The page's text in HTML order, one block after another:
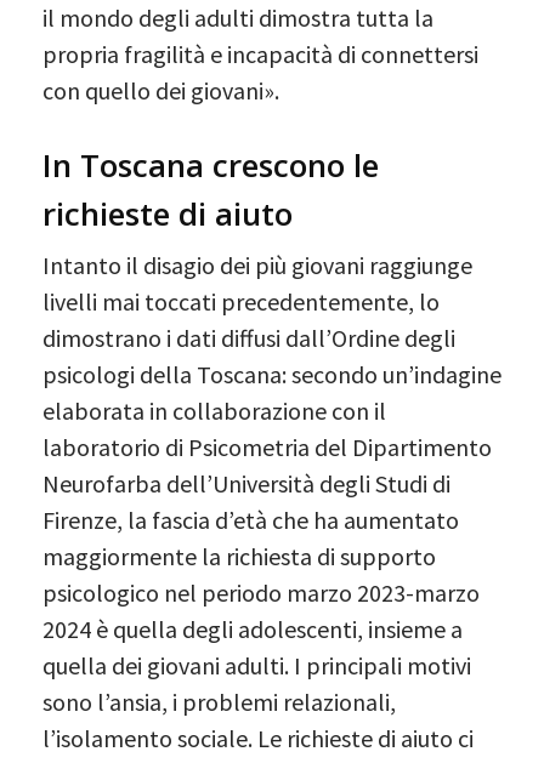
il mondo degli adulti dimostra tutta la
propria fragilità e incapacità di connettersi
con quello dei giovani».
In Toscana crescono le
richieste di aiuto
Intanto il disagio dei più giovani raggiunge
livelli mai toccati precedentemente, lo
dimostrano i dati diffusi dall’Ordine degli
psicologi della Toscana: secondo un’indagine
elaborata in collaborazione con il
laboratorio di Psicometria del Dipartimento
Neurofarba dell’Università degli Studi di
Firenze, la fascia d’età che ha aumentato
maggiormente la richiesta di supporto
psicologico nel periodo marzo 2023-marzo
2024 è quella degli adolescenti, insieme a
quella dei giovani adulti. I principali motivi
sono l’ansia, i problemi relazionali,
l’isolamento sociale. Le richieste di aiuto ci